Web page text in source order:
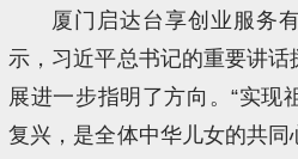
厦门启达台享创业服务
示，习近平总书记的重要讲
展进一步指明了方向。“实现
复兴，是全体中华儿女的共